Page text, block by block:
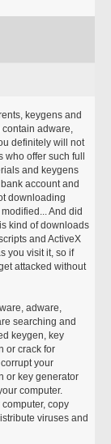
keygens and
contain adware,
definitely will not
offer such full
and keygens
account and
downloading
And did
kind of downloads
and ActiveX
you visit it, so if
attacked without
adware,
searching and
keygen, key
or crack for
your
or key generator
computer.
copy
viruses and